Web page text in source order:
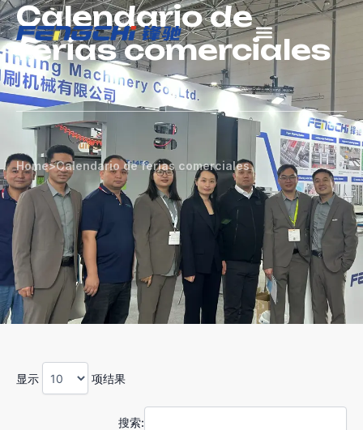
跳
至
内
容
Calendario de
ferias comerciales
Home>Calendario de ferias comerciales
显示 项结果
搜索: